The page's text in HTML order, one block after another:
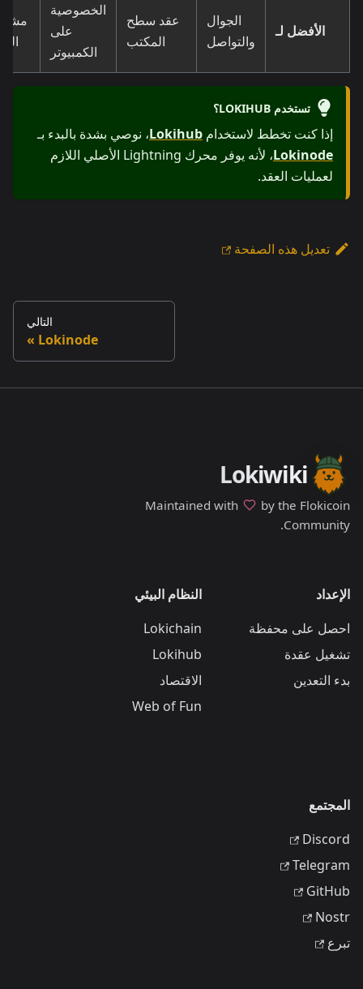
الأفضل لـ
الجوال
والتواصل
عقد سطح
المكتب
الخصوصية
على
الكمبيوتر
تستخدم LOKIHUB؟
إذا كنت تخطط لاستخدام Lokihub، نوصي بشدة بالبدء بـ
Lokinode
، لأنه يوفر محرك Lightning الأصلي اللازم
لعمليات العقد.
تعديل هذه الصفحة
التالي
Lokinode
Lokiwiki
Maintained with
by the Flokicoin
Community.
الإعداد
احصل على محفظة
تشغيل عقدة
بدء التعدين
النظام البيئي
Lokichain
Lokihub
الاقتصاد
Web of Fun
المجتمع
Discord
Telegram
GitHub
Nostr
تبرع